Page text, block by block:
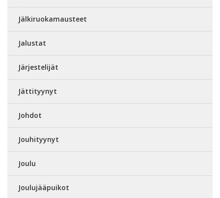
Jälkiruokamausteet
Jalustat
Järjestelijät
Jättityynyt
Johdot
Jouhityynyt
Joulu
Joulujääpuikot